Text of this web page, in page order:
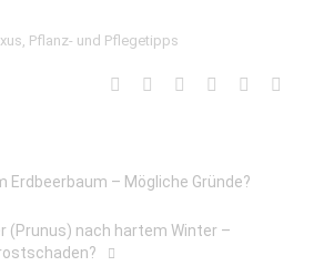
, Pflanz- und Pflegetipps
Erdbeerbaum – Mögliche Gründe?
(Prunus) nach hartem Winter –